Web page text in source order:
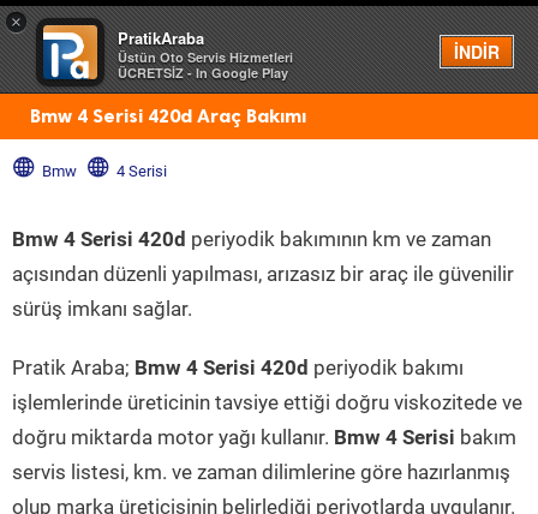
×
PratikAraba
Üstün Oto Servis Hizmetleri
ÜCRETSİZ - In Google Play
İNDİR
Menü
Bmw 4 Serisi 420d Araç Bakımı
Bmw 4 Serisi
Bmw 4 Serisi 420d periyodik bakımının km ve zaman
açısından düzenli yapılması, arızasız bir araç ile güvenilir
sürüş imkanı sağlar.
Pratik Araba; Bmw 4 Serisi 420d periyodik bakımı
işlemlerinde üreticinin tavsiye ettiği doğru viskozitede ve
doğru miktarda motor yağı kullanır. Bmw 4 Serisi bakım
servis listesi, km. ve zaman dilimlerine göre hazırlanmış
olup marka üreticisinin belirlediği periyotlarda uygulanır.